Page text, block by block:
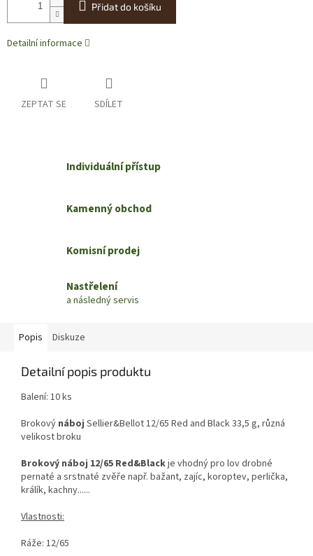
Přidat do košíku
Detailní informace
ZEPTAT SE SDÍLET
Individuální přístup
Kamenný obchod
Komisní prodej
Nastřelení
a následný servis
Popis Diskuze
Detailní popis produktu
Balení: 10 ks
Brokový náboj Sellier&Bellot 12/65 Red and Black 33,5 g, různá
velikost broku
Brokový náboj 12/65 Red&Blackje vhodný pro lov drobné
pernaté a srstnaté zvěře např. bažant, zajíc, koroptev, perlička,
králík, kachny......
Vlastnosti:
Ráže: 12/65